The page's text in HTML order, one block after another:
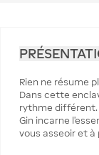
Rien ne résume
Dans cette
rythme
Gin incarne
vous asseoir et à